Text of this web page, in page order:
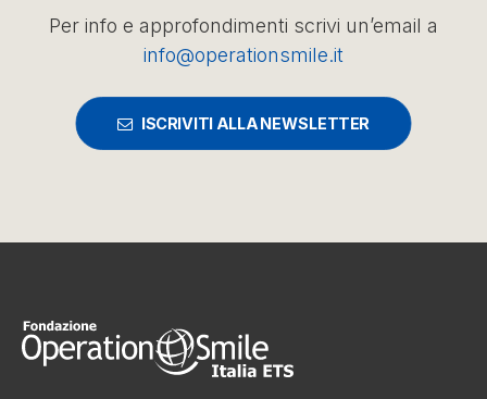
Per info e approfondimenti scrivi un’email a
info@operationsmile.it
ISCRIVITI ALLA NEWSLETTER